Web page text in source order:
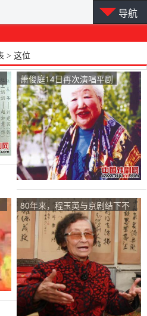
导航
> 这位
萧俊庭14日再次演唱平剧
80年来，程玉英与京剧结下不
解之缘